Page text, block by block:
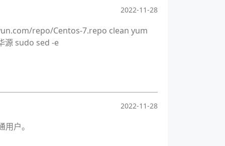
2022-11-28
repo/Centos-7.repo clean yum
源 sudo sed -e
2022-11-28
户。